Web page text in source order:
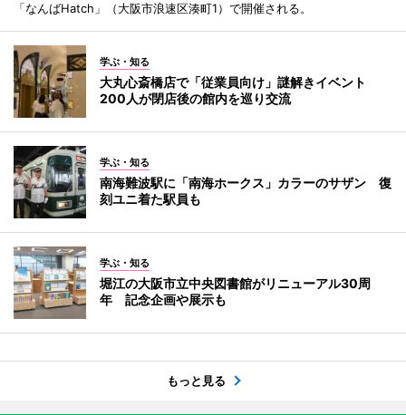
「なんばHatch」（大阪市浪速区湊町1）で開催される。
学ぶ・知る
大丸心斎橋店で「従業員向け」謎解きイベント
200人が閉店後の館内を巡り交流
学ぶ・知る
南海難波駅に「南海ホークス」カラーのサザン 復
刻ユニ着た駅員も
学ぶ・知る
堀江の大阪市立中央図書館がリニューアル30周
年 記念企画や展示も
もっと見る